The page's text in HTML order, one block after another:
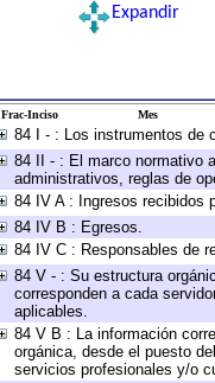
Expandir
Frac-Inciso Mes
84 I - : Los instrumentos de
84 II - : El marco normativo
administrativos, reglas de
84 IV A : Ingresos recibidos
84 IV B : Egresos.
84 IV C : Responsables de
84 V - : Su estructura
corresponden a cada
aplicables.
84 V B : La información
orgánica, desde el puesto
servicios profesionales y/o